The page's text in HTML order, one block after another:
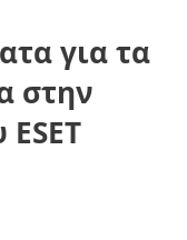
για τα
στην